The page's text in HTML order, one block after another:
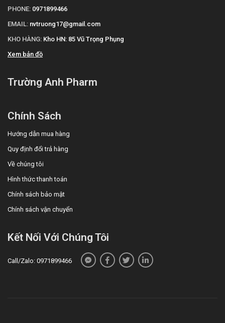
PHONE: 0971899466
EMAIL: nvtruong17@gmail.com
KHO HÀNG: Kho HN: 85 Vũ Trọng Phụng
Xem bản đồ
Trường Anh Pharm
Chính Sách
Hướng dẫn mua hàng
Quy định đổi trả hàng
Về chúng tôi
Hình thức thanh toán
Chính sách bảo mật
Chính sách vận chuyển
Kết Nối Với Chúng Tôi
Call/Zalo: 0971899466